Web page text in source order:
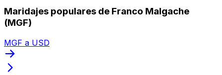
Maridajes populares de Franco Malgache
(MGF)
MGF a USD